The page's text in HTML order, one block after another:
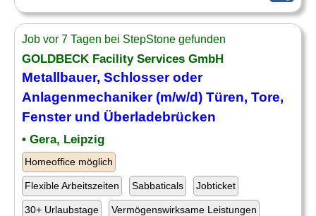
Job vor 7 Tagen bei StepStone gefunden
GOLDBECK Facility Services GmbH
Metallbauer, Schlosser oder
Anlagenmechaniker (m/w/d) Türen, Tore,
Fensterund Überladebrücken
• Gera, Leipzig
Homeoffice möglich
Flexible Arbeitszeiten Sabbaticals Jobticket
30+ Urlaubstage Vermögenswirksame Leistungen